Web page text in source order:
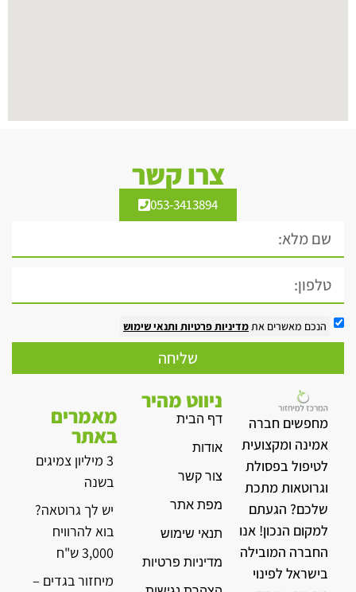
צרו קשר
053-3413894
הנכם מאשרים אתמדיניות פרטיות ותנאי שימוש
שליחה
מחפשים חברה
אמינה ומקצועית
לטיפול בפסולת
וגרוטאות מתכת
שלכם? הגעתם
למקום הנכון! אנו
החברה המובילה
בישראל לפינוי
ניווט מהיר
דף הבית
אודות
צור קשר
מפת אתר
תנאי שימוש
מדיניות פרטיות
מאמרים
באתר
3 מיליון צמיגים
בשנה
יש לך גרוטאה?
בוא להרוויח
3,000 ש"ח
מיחזור בגדים –